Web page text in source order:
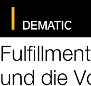
und die